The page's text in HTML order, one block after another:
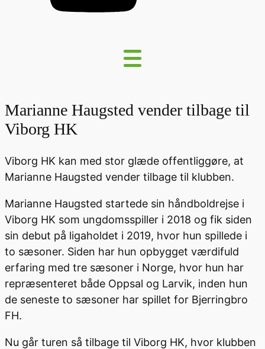
Marianne Haugsted vender tilbage til
Viborg HK
Viborg HK kan med stor glæde offentliggøre, at
Marianne Haugsted vender tilbage til klubben.
Marianne Haugsted startede sin håndboldrejse i
Viborg HK som ungdomsspiller i 2018 og fik siden
sin debut på ligaholdet i 2019, hvor hun spillede i
to sæsoner. Siden har hun opbygget værdifuld
erfaring med tre sæsoner i Norge, hvor hun har
repræsenteret både Oppsal og Larvik, inden hun
de seneste to sæsoner har spillet for Bjerringbro
FH.
Nu går turen så tilbage til Viborg HK, hvor klubben